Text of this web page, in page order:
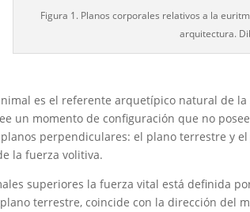
Figura 1. Planos corporales relativos a la
arquitectura.
es el referente arquetípico natural de la
un momento de configuración que no
planos perpendiculares: el plano terrestre y
la fuerza volitiva.
superiores la fuerza vital está definida
terrestre, coincide con la dirección del